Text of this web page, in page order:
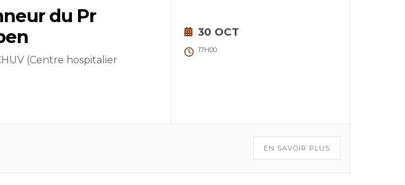
du Pr
(Centre hospitalier
30 OCT
17H00
EN SAVOIR PLUS